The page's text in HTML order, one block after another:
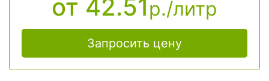
от 42.51р./литр
Запросить цену